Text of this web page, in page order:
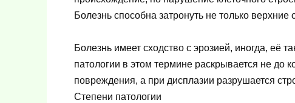
Болезнь способна затронуть не только верхние
Болезнь имеет сходство с эрозией, иногда, её
патологии в этом термине раскрывается не до
повреждения, а при дисплазии разрушается
Степени патологии